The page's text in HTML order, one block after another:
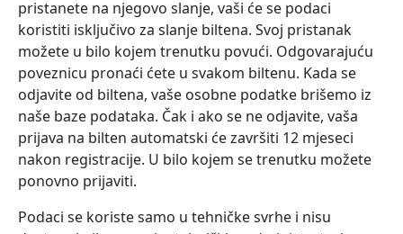
pristanete na njegovo slanje, vaši će se podaci
koristiti isključivo za slanje biltena. Svoj pristanak
možete u bilo kojem trenutku povući. Odgovarajuću
poveznicu pronaći ćete u svakom biltenu. Kada se
odjavite od biltena, vaše osobne podatke brišemo iz
naše baze podataka. Čak i ako se ne odjavite, vaša
prijava na bilten automatski će završiti 12 mjeseci
nakon registracije. U bilo kojem se trenutku možete
ponovno prijaviti.
Podaci se koriste samo u tehničke svrhe i nisu